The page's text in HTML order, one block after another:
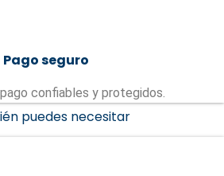
Pago seguro
confiables y protegidos.
puedes necesitar